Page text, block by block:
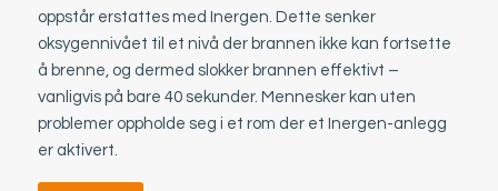
oppstår erstattes med Inergen. Dette senker
oksygennivået til et nivå der brannen ikke kan fortsette
å brenne, og dermed slokker brannen effektivt –
vanligvis på bare 40 sekunder. Mennesker kan uten
problemer oppholde seg i et rom der et Inergen-anlegg
er aktivert.